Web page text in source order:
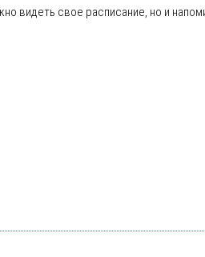
видеть свое расписание, но и